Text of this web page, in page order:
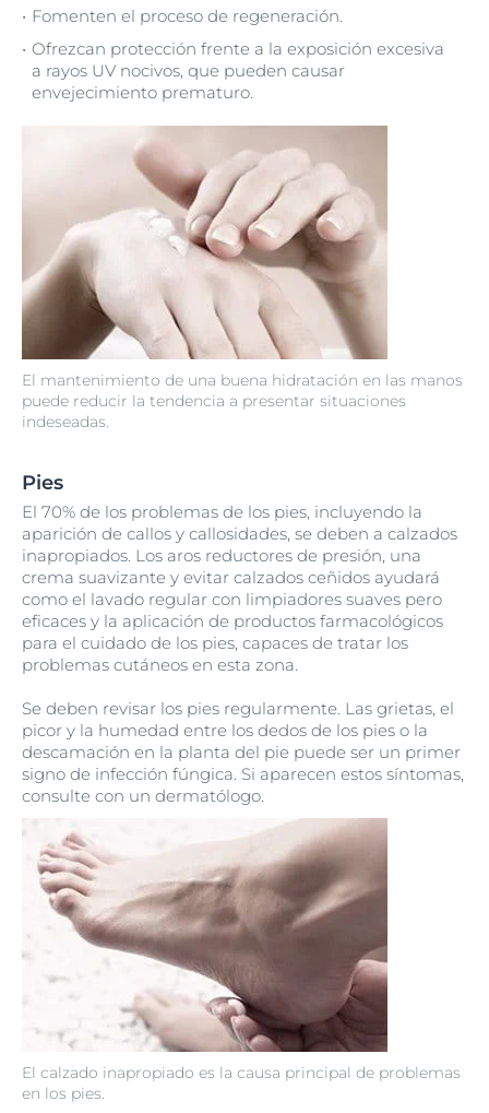
El mantenimiento de una buena hidratación en las manos
puede reducir la tendencia a presentar situaciones
indeseadas.
Fomenten el proceso de regeneración.
Ofrezcan protección frente a la exposición excesiva
a rayos UV nocivos, que pueden causar
envejecimiento prematuro.
Pies
El calzado inapropiado es la causa principal de problemas
en los pies.
El 70% de los problemas de los pies, incluyendo la
aparición de callos y callosidades, se deben a calzados
inapropiados. Los aros reductores de presión, una
crema suavizante y evitar calzados ceñidos ayudará
como el lavado regular con limpiadores suaves pero
eficaces y la aplicación de productos farmacológicos
para el cuidado de los pies, capaces de tratar los
problemas cutáneos en esta zona.
Se deben revisar los pies regularmente. Las grietas, el
picor y la humedad entre los dedos de los pies o la
descamación en la planta del pie puede ser un primer
signo de infección fúngica. Si aparecen estos síntomas,
consulte con un dermatólogo.